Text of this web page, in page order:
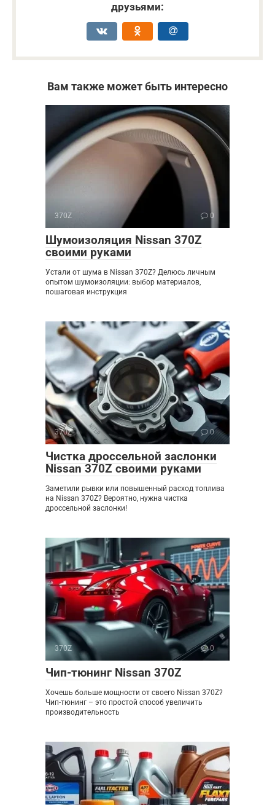
друзьями:
Вам также может быть интересно
370Z 0
Шумоизоляция Nissan 370Z
своими руками
Устали от шума в Nissan 370Z? Делюсь личным
опытом шумоизоляции: выбор материалов,
пошаговая инструкция
370Z 0
Чистка дроссельной заслонки
Nissan 370Z своими руками
Заметили рывки или повышенный расход топлива
на Nissan 370Z? Вероятно, нужна чистка
дроссельной заслонки!
370Z 0
Чип-тюнинг Nissan 370Z
Хочешь больше мощности от своего Nissan 370Z?
Чип-тюнинг – это простой способ увеличить
производительность